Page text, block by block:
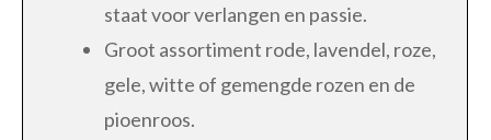
staat voor verlangen en passie.
Groot assortiment rode, lavendel, roze,
gele, witte of gemengde rozen en de
pioenroos.